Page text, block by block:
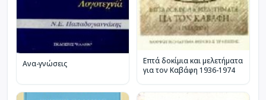
Ανα-γνώσεις
Επτά δοκίμια και μελετήματα
για τον Καβάφη 1936-1974